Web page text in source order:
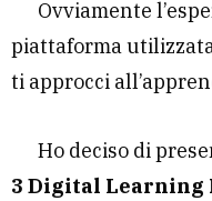
Ovviamente
piattaforma
ti approcci
Ho deciso di
3 Digital